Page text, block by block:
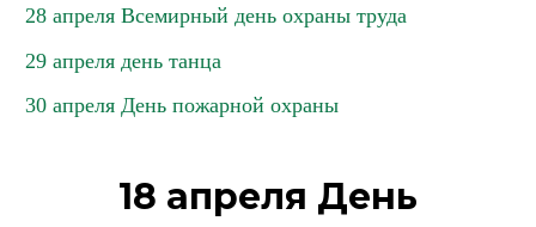
28 апреля Всемирный день охраны труда
29 апреля день танца
30 апреля День пожарной охраны
18 апреля День